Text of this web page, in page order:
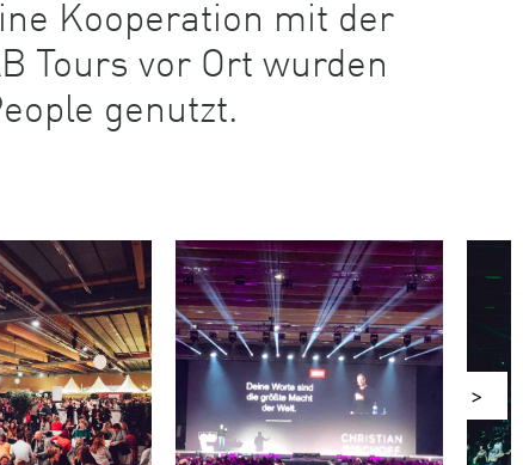
Kooperation mit der
Tours vor Ort wurden
genutzt.
>